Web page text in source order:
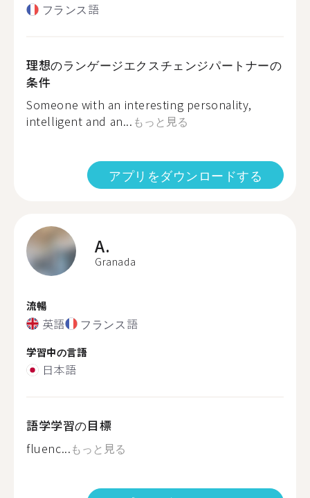
フランス語
理想のランゲージエクスチェンジパートナーの
条件
Someone with an interesting personality,
intelligent and an... もっと見る
アプリをダウンロードする
A.
Granada
流暢
英語 フランス語
学習中の言語
日本語
語学学習の目標
fluenc...もっと見る